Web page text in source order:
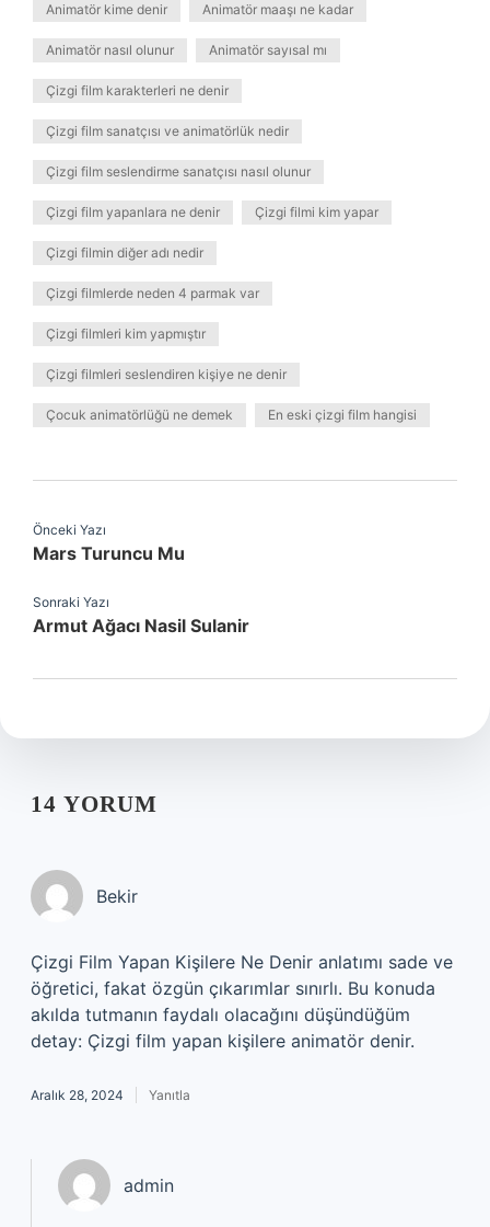
Animatör kime denir Animatör maaşı ne kadar
Animatör nasıl olunur Animatör sayısal mı
Çizgi film karakterleri ne denir
Çizgi film sanatçısı ve animatörlük nedir
Çizgi film seslendirme sanatçısı nasıl olunur
Çizgi film yapanlara ne denir Çizgi filmi kim yapar
Çizgi filmin diğer adı nedir
Çizgi filmlerde neden 4 parmak var
Çizgi filmleri kim yapmıştır
Çizgi filmleri seslendiren kişiye ne denir
Çocuk animatörlüğü ne demek En eski çizgi film hangisi
Önceki Yazı
Mars Turuncu Mu
Sonraki Yazı
Armut Ağacı Nasil Sulanir
14 YORUM
Bekir
Çizgi Film Yapan Kişilere Ne Denir anlatımı sade ve
öğretici, fakat özgün çıkarımlar sınırlı. Bu konuda
akılda tutmanın faydalı olacağını düşündüğüm
detay: Çizgi film yapan kişilere animatör denir.
Aralık 28, 2024 Yanıtla
admin